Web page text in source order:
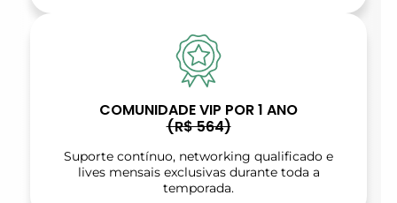
COMUNIDADE VIP POR 1 ANO
(R$ 564)
Suporte contínuo, networking qualificado e
lives mensais exclusivas durante toda a
temporada.